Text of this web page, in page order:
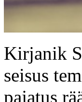
Kirjanik
seisus
pajatus